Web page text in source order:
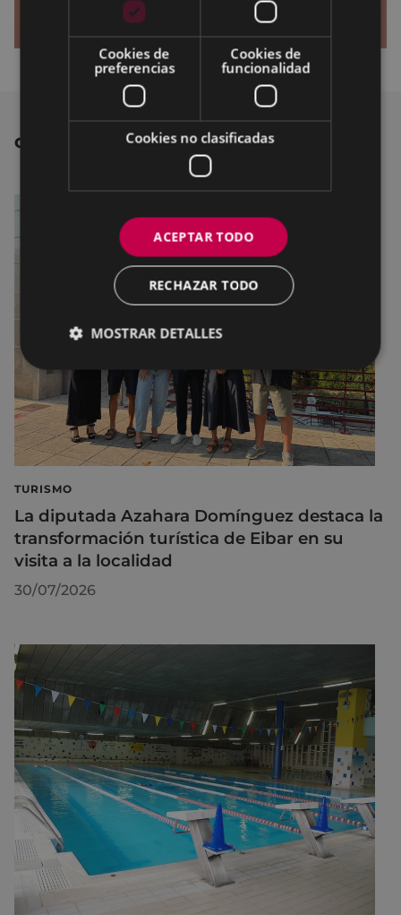
OTRAS NOTICIAS
TURISMO
La diputada Azahara Domínguez destaca la
transformación turística de Eibar en su
visita a la localidad
30/07/2026
Cookies de
preferencias
Cookies de
funcionalidad
Cookies no clasificadas
ACEPTAR TODO
RECHAZAR TODO
MOSTRAR DETALLES